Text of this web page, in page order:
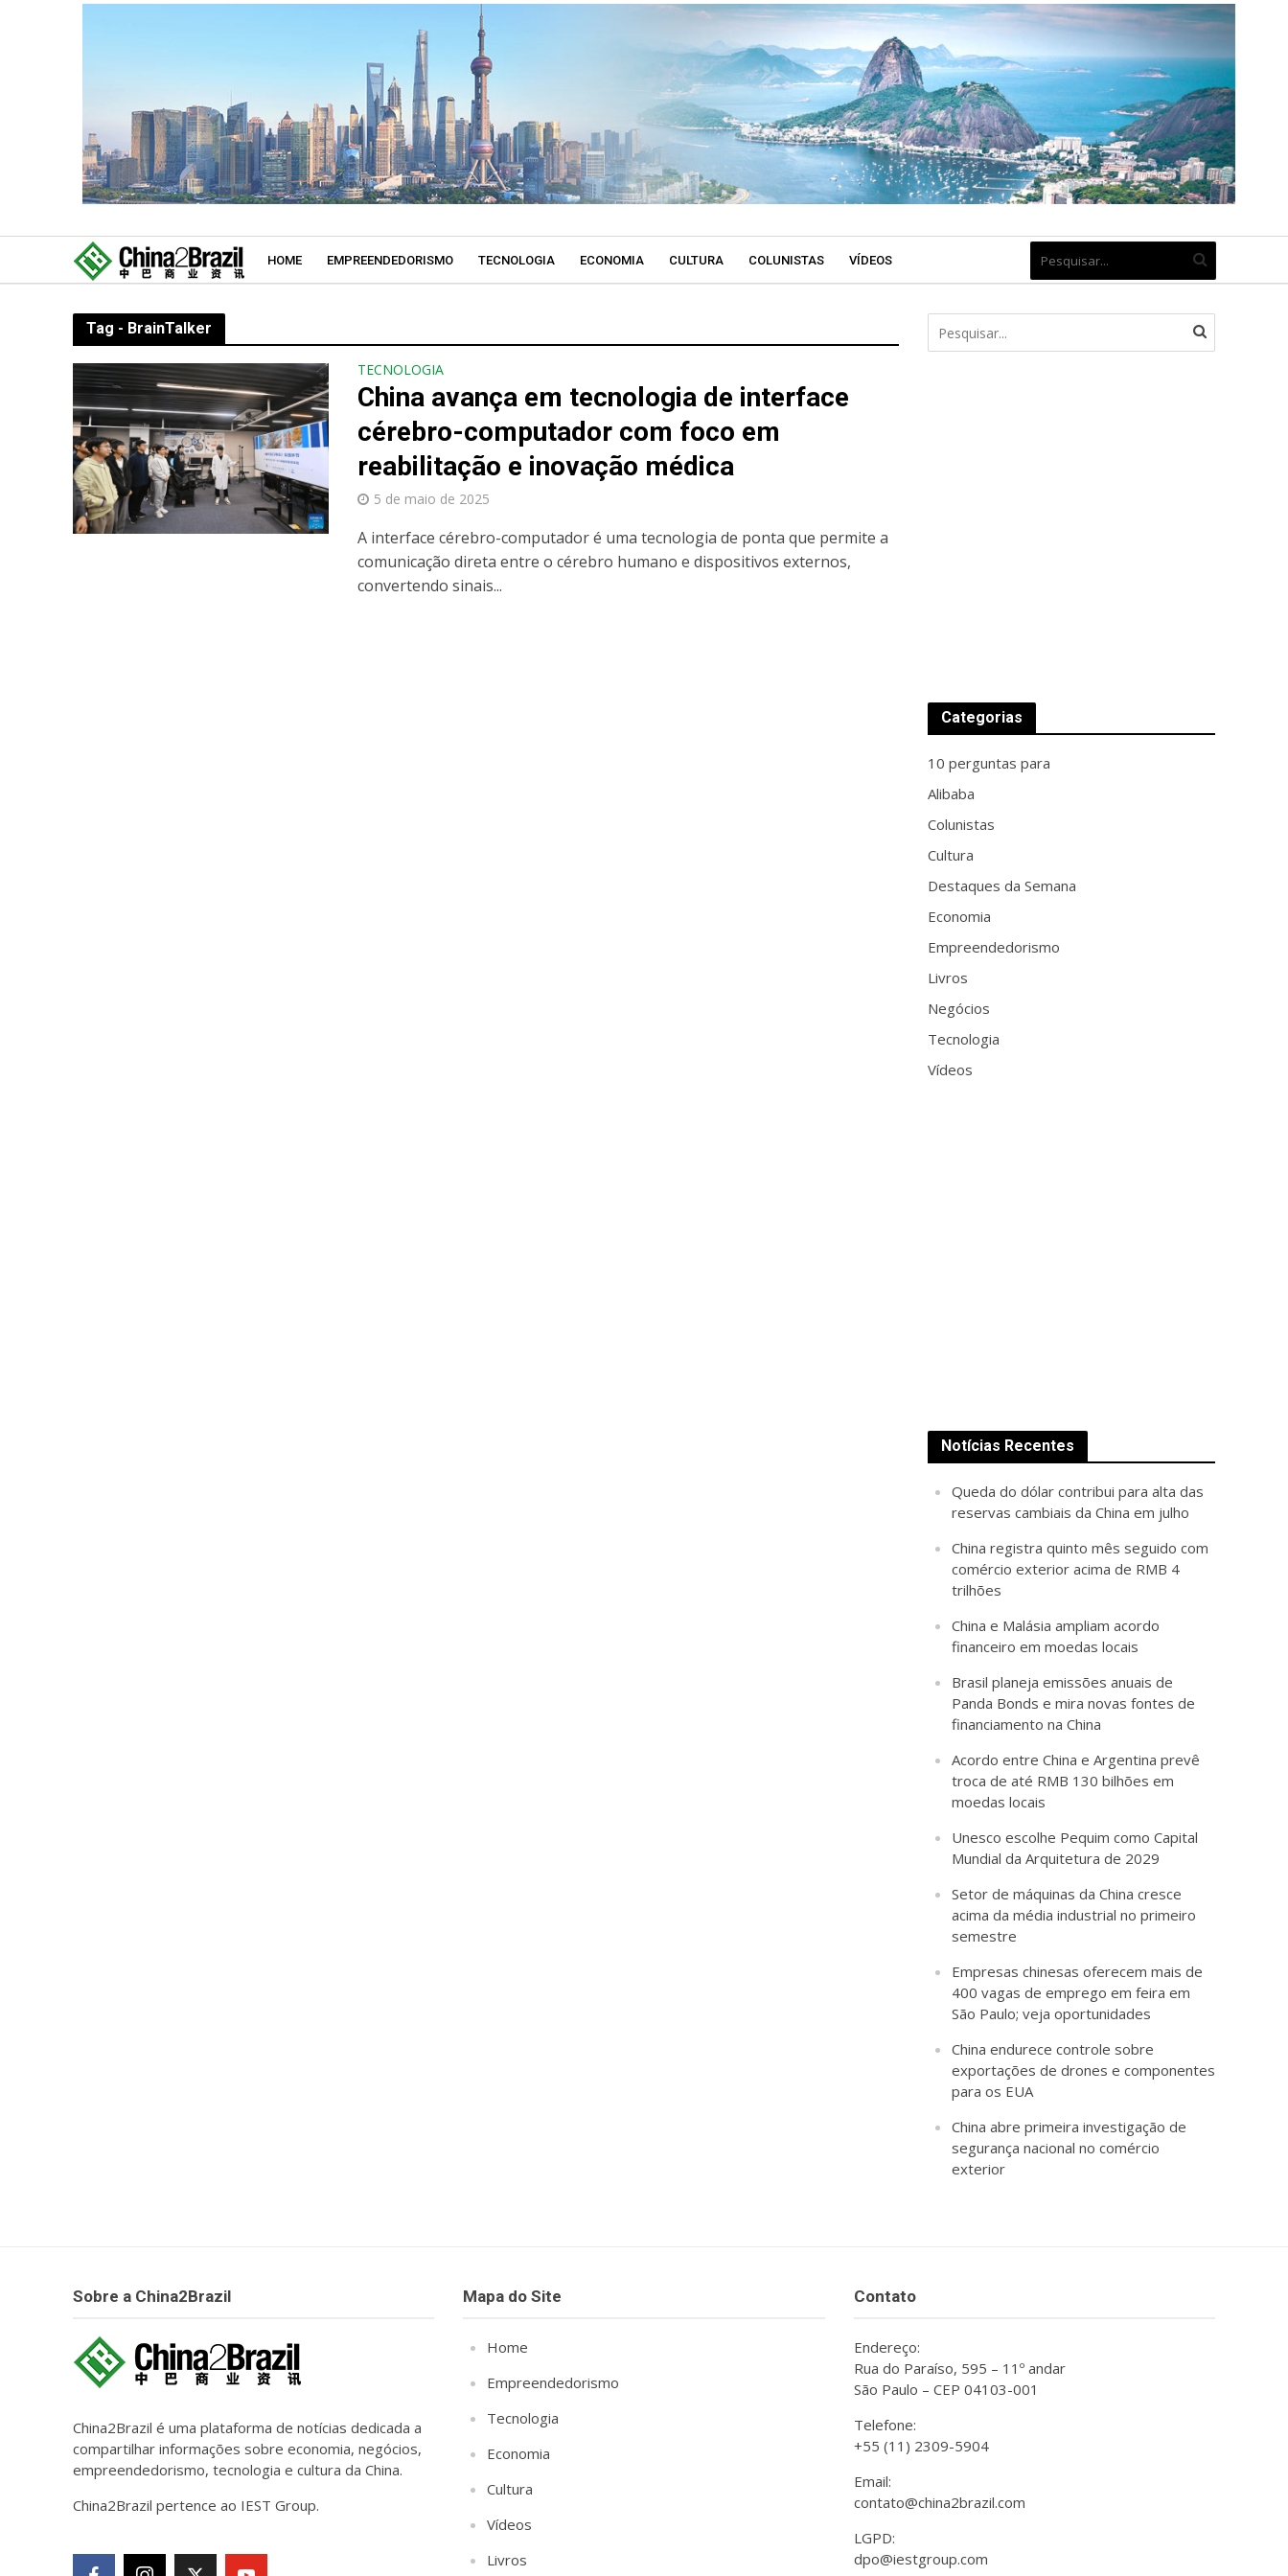
HOME EMPREENDEDORISMO TECNOLOGIA ECONOMIA CULTURA COLUNISTAS VÍDEOS
Tag - BrainTalker
TECNOLOGIA
China avança em tecnologia de interface
cérebro-computador com foco em
reabilitação e inovação médica
5 de maio de 2025
A interface cérebro-computador é uma tecnologia de ponta que permite a
comunicação direta entre o cérebro humano e dispositivos externos,
convertendo sinais...
Categorias
10 perguntas para
Alibaba
Colunistas
Cultura
Destaques da Semana
Economia
Empreendedorismo
Livros
Negócios
Tecnologia
Vídeos
Notícias Recentes
Queda do dólar contribui para alta das
reservas cambiais da China em julho
China registra quinto mês seguido com
comércio exterior acima de RMB 4
trilhões
China e Malásia ampliam acordo
financeiro em moedas locais
Brasil planeja emissões anuais de
Panda Bonds e mira novas fontes de
financiamento na China
Acordo entre China e Argentina prevê
troca de até RMB 130 bilhões em
moedas locais
Unesco escolhe Pequim como Capital
Mundial da Arquitetura de 2029
Setor de máquinas da China cresce
acima da média industrial no primeiro
semestre
Empresas chinesas oferecem mais de
400 vagas de emprego em feira em
São Paulo; veja oportunidades
China endurece controle sobre
exportações de drones e componentes
para os EUA
China abre primeira investigação de
segurança nacional no comércio
exterior
Sobre a China2Brazil
China2Brazil é uma plataforma de notícias dedicada a
compartilhar informações sobre economia, negócios,
empreendedorismo, tecnologia e cultura da China.
China2Brazil pertence ao IEST Group.
Mapa do Site
Home
Empreendedorismo
Tecnologia
Economia
Cultura
Vídeos
Livros
Contato
Endereço:
Rua do Paraíso, 595 – 11º andar
São Paulo – CEP 04103-001
Telefone:
+55 (11) 2309-5904
Email:
contato@china2brazil.com
LGPD:
dpo@iestgroup.com